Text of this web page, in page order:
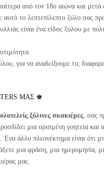
από τον 18ο αιώνα και
το λεπτεπίλεπτο ξύλο σας
είναι ένα είδος ξύλου με
για να αναδείξουμε τις
ΜΑΣ ♚
ξύλινες σκακιέρες, σας
μια ορισμένη γοητεία και
άλλο πλεονέκτημα είναι ότι
μια φράση, μια ημερομηνία,
μας.